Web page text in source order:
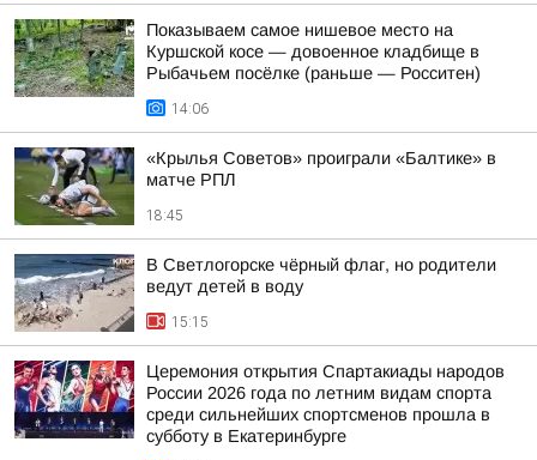
Показываем самое нишевое место на
Куршской косе — довоенное кладбище в
Рыбачьем посёлке (раньше — Росситен)
14:06
«Крылья Советов» проиграли «Балтике» в
матче РПЛ
18:45
В Светлогорске чёрный флаг, но родители
ведут детей в воду
15:15
Церемония открытия Спартакиады народов
России 2026 года по летним видам спорта
среди сильнейших спортсменов прошла в
субботу в Екатеринбурге